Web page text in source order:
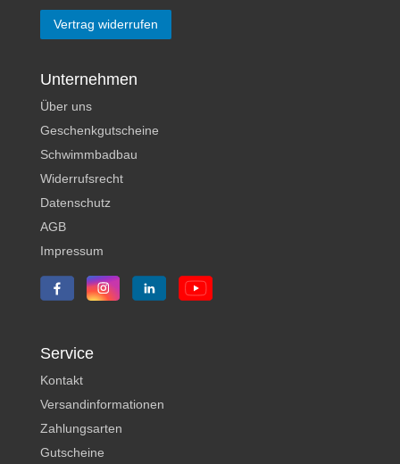
Vertrag widerrufen
Unternehmen
Über uns
Geschenkgutscheine
Schwimmbadbau
Widerrufsrecht
Datenschutz
AGB
Impressum
Service
Kontakt
Versandinformationen
Zahlungsarten
Gutscheine